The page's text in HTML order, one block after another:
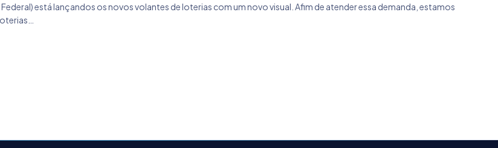
está lançandos os novos volantes de loterias com um novo visual. Afim de atender essa demanda, estamos